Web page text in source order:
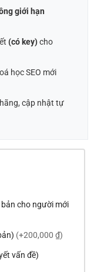
giới hạn
(có key)cho
học SEO mới
cập nhật tự
cho người mới
(+200,000 ₫)
vấn đề)